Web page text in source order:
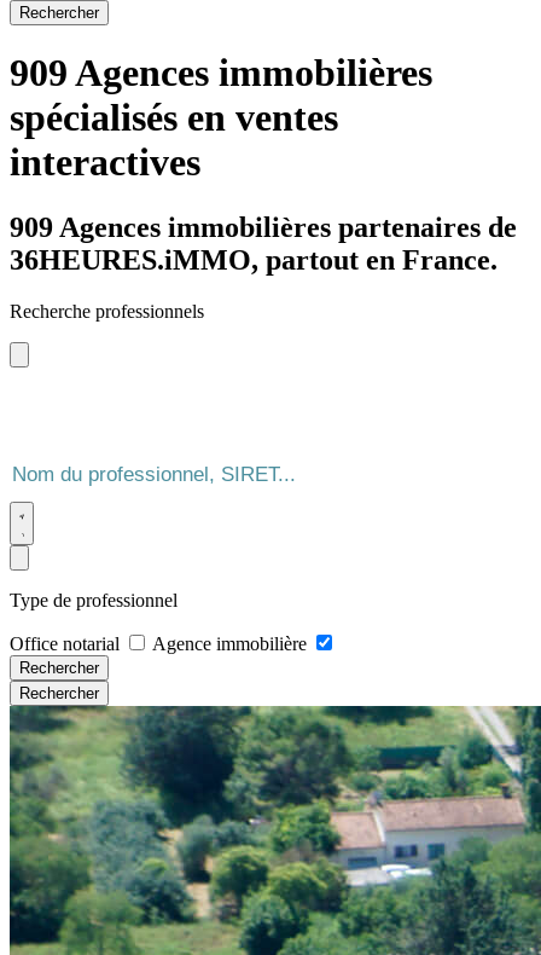
Rechercher
909 Agences immobilières
spécialisés en ventes
interactives
909 Agences immobilières partenaires de
36HEURES.iMMO, partout en France.
Recherche professionnels
Type de professionnel
Office notarial Agence immobilière
Rechercher
Rechercher